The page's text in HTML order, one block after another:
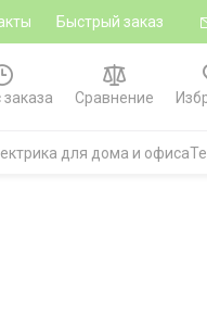
Быстрый заказ
заказа Сравнение
для дома и офиса